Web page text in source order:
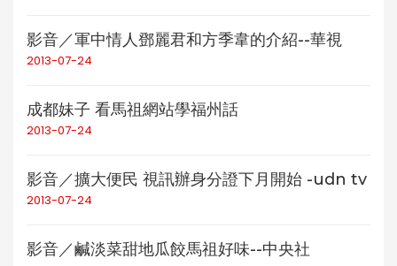
影音／軍中情人鄧麗君和方季韋的介紹--華視
2013-07-24
成都妹子 看馬祖網站學福州話
2013-07-24
影音／擴大便民 視訊辦身分證下月開始 -udn tv
2013-07-24
影音／鹹淡菜甜地瓜餃馬祖好味--中央社